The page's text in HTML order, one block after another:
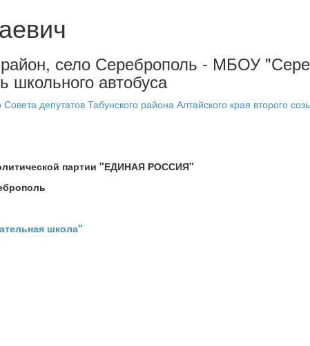
село Сереброполь - МБОУ
школьного автобуса
депутатов Табунского района Алтайского края второго
партии "ЕДИНАЯ РОССИЯ"
школа"